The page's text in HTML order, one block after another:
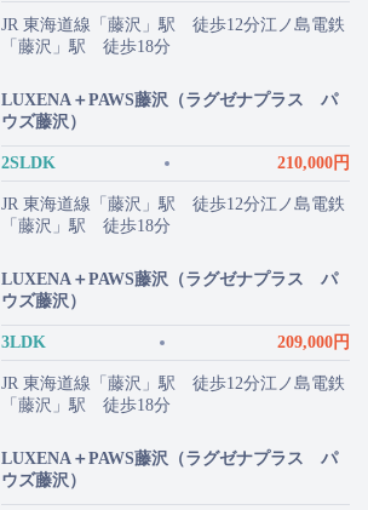
JR 東海道線「藤沢」駅 徒歩12分江ノ島電鉄
「藤沢」駅 徒歩18分
LUXENA＋PAWS藤沢（ラグゼナプラス パ
ウズ藤沢）
2SLDK 210,000円
JR 東海道線「藤沢」駅 徒歩12分江ノ島電鉄
「藤沢」駅 徒歩18分
LUXENA＋PAWS藤沢（ラグゼナプラス パ
ウズ藤沢）
3LDK 209,000円
JR 東海道線「藤沢」駅 徒歩12分江ノ島電鉄
「藤沢」駅 徒歩18分
LUXENA＋PAWS藤沢（ラグゼナプラス パ
ウズ藤沢）